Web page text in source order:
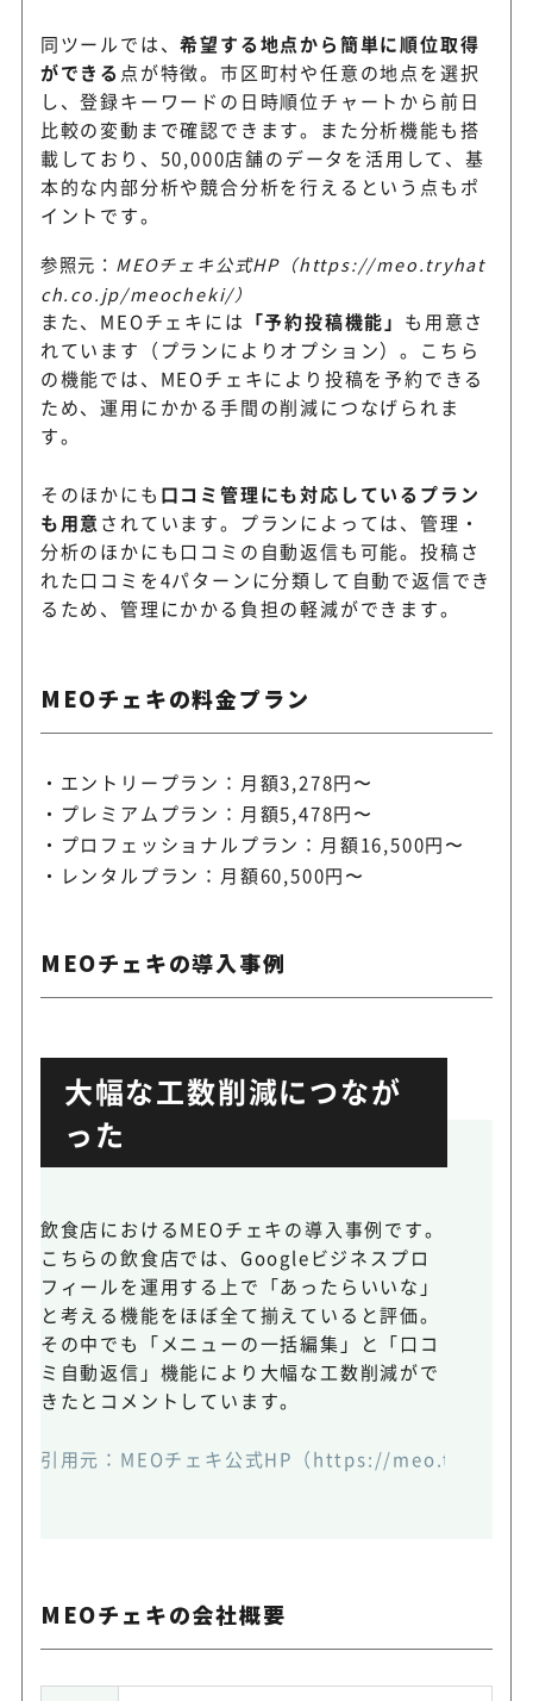
同ツールでは、希望する地点から簡単に順位取得
ができる 点が特徴。市区町村や任意の地点を選択
し、登録キーワードの日時順位チャートから前日
比較の変動まで確認できます。また分析機能も搭
載しており、50,000店舗のデータを活用して、基
本的な内部分析や競合分析を行えるという点もポ
イントです。
参照元： MEOチェキ公式HP（https://meo.tryhat
ch.co.jp/meocheki/）
また、MEOチェキには 「予約投稿機能」 も用意さ
れています（プランによりオプション）。こちら
の機能では、MEOチェキにより投稿を予約できる
ため、運用にかかる手間の削減につなげられま
す。
そのほかにも 口コミ管理にも対応しているプラン
も用意 されています。プランによっては、管理・
分析のほかにも口コミの自動返信も可能。投稿さ
れた口コミを4パターンに分類して自動で返信でき
るため、管理にかかる負担の軽減ができます。
MEOチェキの料金プラン
エントリープラン：月額3,278円〜
プレミアムプラン：月額5,478円〜
プロフェッショナルプラン：月額16,500円〜
レンタルプラン：月額60,500円〜
MEOチェキの導入事例
大幅な工数削減につなが
った
飲食店におけるMEOチェキの導入事例です。
こちらの飲食店では、Googleビジネスプロ
フィールを運用する上で「あったらいいな」
と考える機能をほぼ全て揃えていると評価。
その中でも「メニューの一括編集」と「口コ
ミ自動返信」機能により大幅な工数削減がで
きたとコメントしています。
引用元： MEOチェキ公式HP （https://
MEOチェキの会社概要